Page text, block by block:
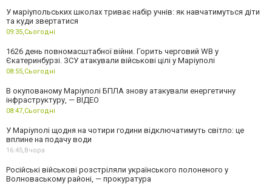
У маріупольських школах триває набір учнів: як навчатимуться діти
та куди звертатися
09:35,Сьогодні
1626 день повномасштабної війни. Горить черговий WB у
Єкатеринбурзі. ЗСУ атакували військові цілі у Маріуполі
08:55,Сьогодні
В окупованому Маріуполі БПЛА знову атакували енергетичну
інфраструктуру, — ВІДЕО
08:47,Сьогодні
У Маріуполі щодня на чотири години відключатимуть світло: це
вплине на подачу води
16:45,Вчора
Російські військові розстріляли українського полоненого у
Волноваському районі, — прокуратура